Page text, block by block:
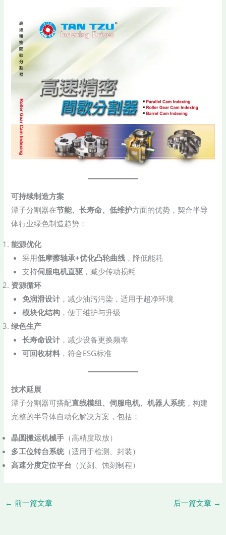
​可持续制造方案​
潭子分割器在​​节能、长寿命、低维护​​方面的优势，契合半导
体行业绿色制造趋势：
​能源优化​
采用​​低摩擦轴承+优化凸轮曲线​ ​，降低能耗
支持​​伺服电机直驱​ ​，减少传动损耗
​资源循环​
​免润滑设计​ ​，减少油污污染，适用于超净环境
​模块化结构​ ​，便于维护与升级
​绿色生产​
​长寿命设计​ ​，减少设备更换频率
​可回收材料​ ​，符合ESG标准
​技术延展​
潭子分割器可搭配​​直线模组、伺服电机、机器人系统​​，构建
完整的半导体自动化解决方案，包括：
​晶圆搬运机械手​ ​（高精度取放）
​多工位转台系统​​（适用于检测、封装）
​高速分度定位平台​ ​（光刻、蚀刻制程）
← 前一篇文章 后一篇文章 →